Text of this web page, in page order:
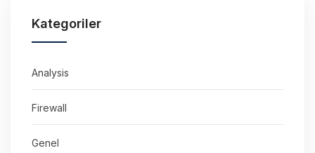
Kategoriler
Analysis
Firewall
Genel